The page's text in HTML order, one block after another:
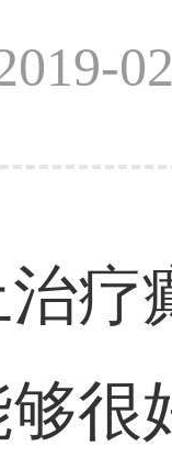
疗
很